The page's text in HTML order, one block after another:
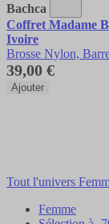
Bachca
Coffret Madame
Ivoire
Brosse Nylon,
39,00 €
Ajouter
Tout l'univers
Femme